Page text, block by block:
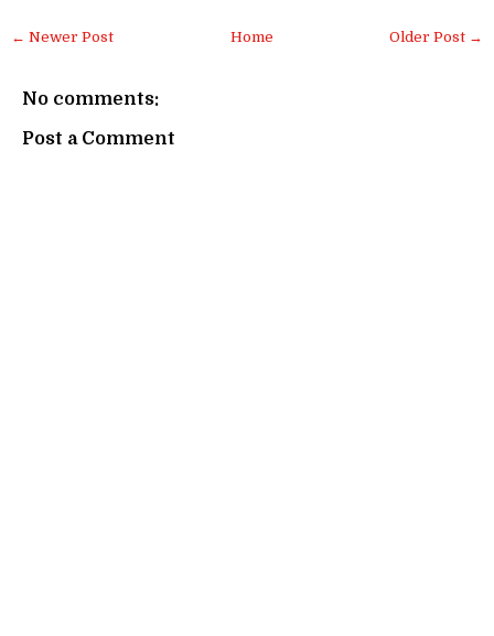
← Newer Post Older Post →
Home
No comments:
Post a Comment